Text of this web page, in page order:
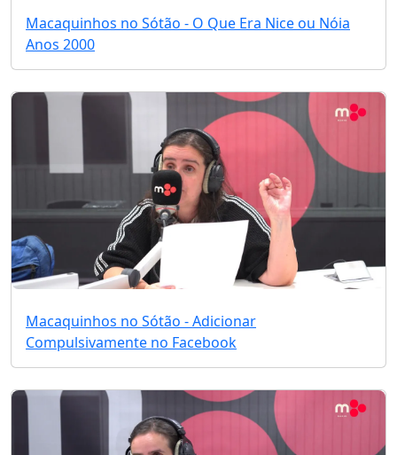
Macaquinhos no Sótão - O Que Era Nice ou Nóia
Anos 2000
Macaquinhos no Sótão - Adicionar
Compulsivamente no Facebook